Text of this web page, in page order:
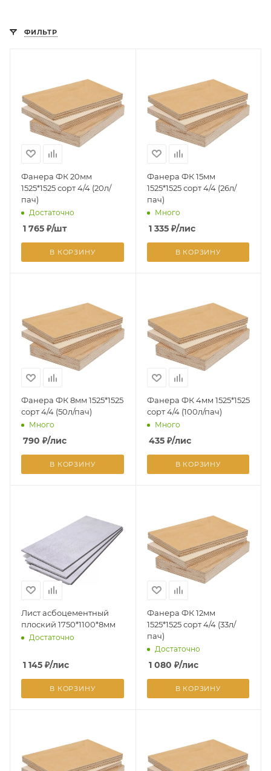
ФИЛЬТР
Фанера ФК 20мм
1525*1525 сорт 4/4 (20л/
пач)
Достаточно
1 765 ₽/шт
В КОРЗИНУ
Фанера ФК 15мм
1525*1525 сорт 4/4 (26л/
пач)
Много
1 335₽/лис
В КОРЗИНУ
Фанера ФК 8мм 1525*1525
сорт 4/4 (50л/пач)
Много
790 ₽/лис
В КОРЗИНУ
Фанера ФК 4мм 1525*1525
сорт 4/4 (100л/пач)
Много
435₽/лис
В КОРЗИНУ
Лист асбоцементный
плоский 1750*1100*8мм
Достаточно
1 145 ₽/лис
В КОРЗИНУ
Фанера ФК 12мм
1525*1525 сорт 4/4 (33л/
пач)
Достаточно
1 080 ₽/лис
В КОРЗИНУ